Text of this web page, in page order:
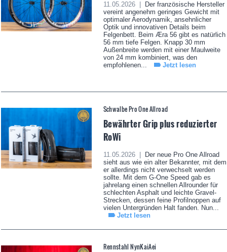
11.05.2026 |
Der französische Hersteller
vereint angenehm geringes Gewicht mit
optimaler Aerodynamik, ansehnlicher
Optik und innovativen Details beim
Felgenbett. Beim Æra 56 gibt es natürlich
56 mm tiefe Felgen. Knapp 30 mm
Außenbreite werden mit einer Maulweite
von 24 mm kombiniert, was den
empfohlenen...
Jetzt lesen
Schwalbe Pro One Allroad
Bewährter Grip plus reduzierter
RoWi
11.05.2026 |
Der neue Pro One Allroad
sieht aus wie ein alter Bekannter, mit dem
er allerdings nicht verwechselt werden
sollte. Mit dem G-One Speed gab es
jahrelang einen schnellen Allrounder für
schlechten Asphalt und leichte Gravel-
Strecken, dessen feine Profilnoppen auf
vielen Untergründen Halt fanden. Nun...
Jetzt lesen
Rennstahl NynKaiAei